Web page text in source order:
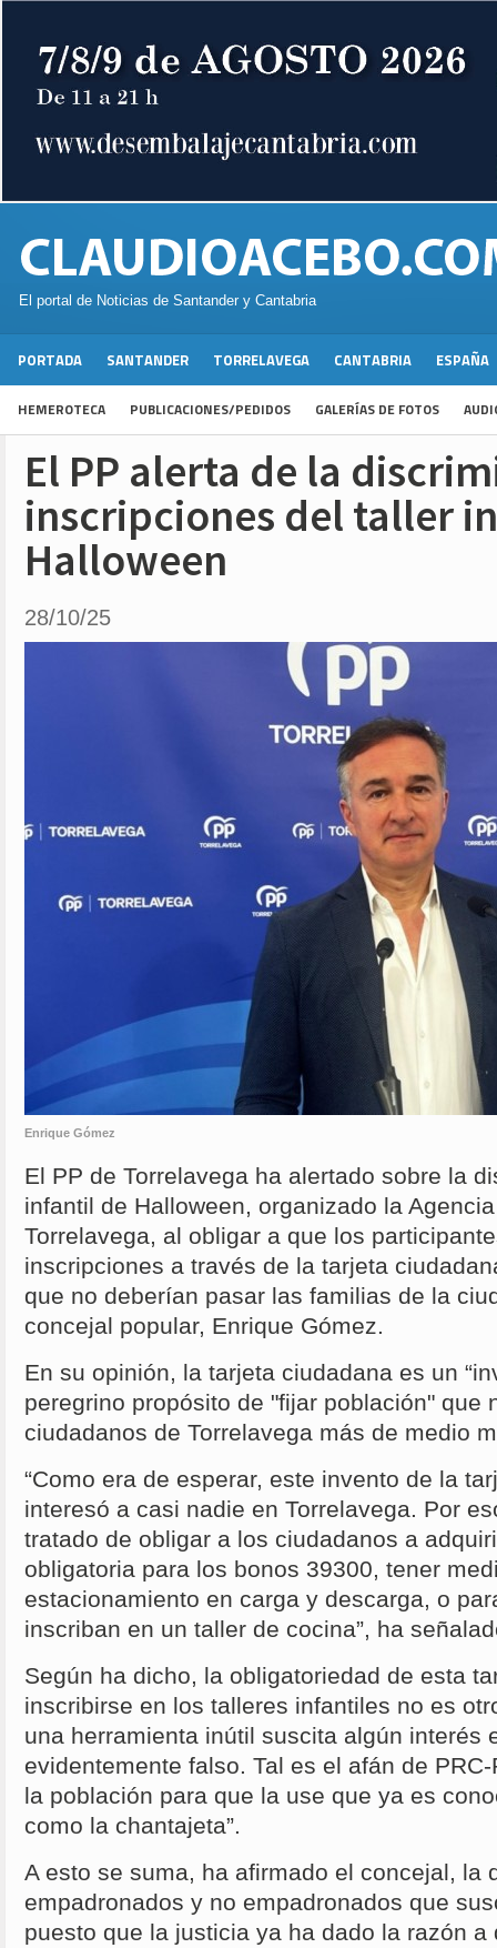
El portal de Noticias de Santander y Cantabria
PORTADA SANTANDER TORRELAVEGA CANTABRIA ESPAÑA
HEMEROTECA PUBLICACIONES/PEDIDOS GALERÍAS DE FOTOS
El PP alerta de la
inscripciones del taller
Halloween
28/10/25
Enrique Gómez
El PP de Torrelavega ha alertado sobre la
infantil de Halloween, organizado la
Torrelavega, al obligar a que los
inscripciones a través de la tarjeta
que no deberían pasar las familias de la
concejal popular, Enrique Gómez.
En su opinión, la tarjeta ciudadana es un
peregrino propósito de "fijar población" que
ciudadanos de Torrelavega más de medio
“Como era de esperar, este invento de la
interesó a casi nadie en Torrelavega. Por
tratado de obligar a los ciudadanos a
obligatoria para los bonos 39300, tener
estacionamiento en carga y descarga, o
inscriban en un taller de cocina”, ha
Según ha dicho, la obligatoriedad de esta
inscribirse en los talleres infantiles no es
una herramienta inútil suscita algún interés
evidentemente falso. Tal es el afán de
la población para que la use que ya es
como la chantajeta”.
A esto se suma, ha afirmado el concejal, la
empadronados y no empadronados que
puesto que la justicia ya ha dado la razón